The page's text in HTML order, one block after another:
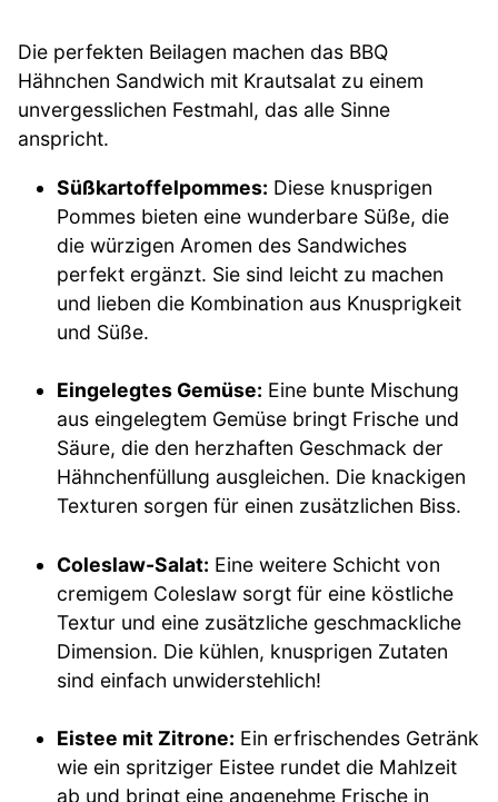
Die perfekten Beilagen machen das BBQ
Hähnchen Sandwich mit Krautsalat zu einem
unvergesslichen Festmahl, das alle Sinne
anspricht.
Süßkartoffelpommes: Diese knusprigen
Pommes bieten eine wunderbare Süße, die
die würzigen Aromen des Sandwiches
perfekt ergänzt. Sie sind leicht zu machen
und lieben die Kombination aus Knusprigkeit
und Süße.
Eingelegtes Gemüse: Eine bunte Mischung
aus eingelegtem Gemüse bringt Frische und
Säure, die den herzhaften Geschmack der
Hähnchenfüllung ausgleichen. Die knackigen
Texturen sorgen für einen zusätzlichen Biss.
Coleslaw-Salat: Eine weitere Schicht von
cremigem Coleslaw sorgt für eine köstliche
Textur und eine zusätzliche geschmackliche
Dimension. Die kühlen, knusprigen Zutaten
sind einfach unwiderstehlich!
Eistee mit Zitrone: Ein erfrischendes Getränk
wie ein spritziger Eistee rundet die Mahlzeit
ab und bringt eine angenehme Frische in